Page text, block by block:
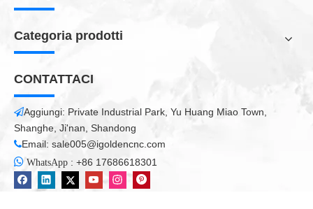
Categoria prodotti
CONTATTACI
Aggiungi: Private Industrial Park, Yu Huang Miao Town,
Shanghe, Ji'nan, Shandong
Email: sale005@igoldencnc.com
 WhatsApp : +86 17686618301